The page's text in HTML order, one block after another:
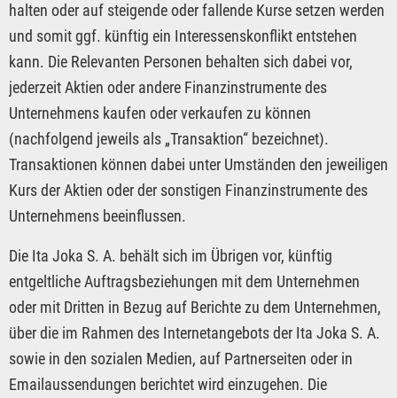
halten oder auf steigende oder fallende Kurse setzen werden
und somit ggf. künftig ein Interessenskonflikt entstehen
kann. Die Relevanten Personen behalten sich dabei vor,
jederzeit Aktien oder andere Finanzinstrumente des
Unternehmens kaufen oder verkaufen zu können
(nachfolgend jeweils als „Transaktion“ bezeichnet).
Transaktionen können dabei unter Umständen den jeweiligen
Kurs der Aktien oder der sonstigen Finanzinstrumente des
Unternehmens beeinflussen.
Die Ita Joka S. A. behält sich im Übrigen vor, künftig
entgeltliche Auftragsbeziehungen mit dem Unternehmen
oder mit Dritten in Bezug auf Berichte zu dem Unternehmen,
über die im Rahmen des Internetangebots der Ita Joka S. A.
sowie in den sozialen Medien, auf Partnerseiten oder in
Emailaussendungen berichtet wird einzugehen. Die